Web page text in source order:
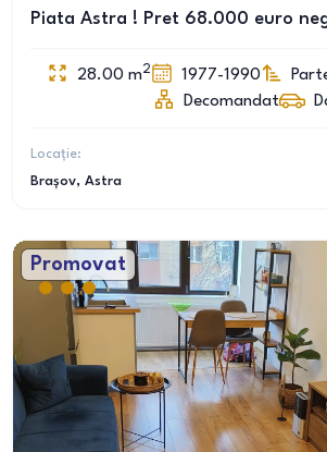
Piata Astra ! Pret 68.000 euro
28.00 m2 1977-1990
Decomandat
Locație:
Brașov, Astra
Promovat